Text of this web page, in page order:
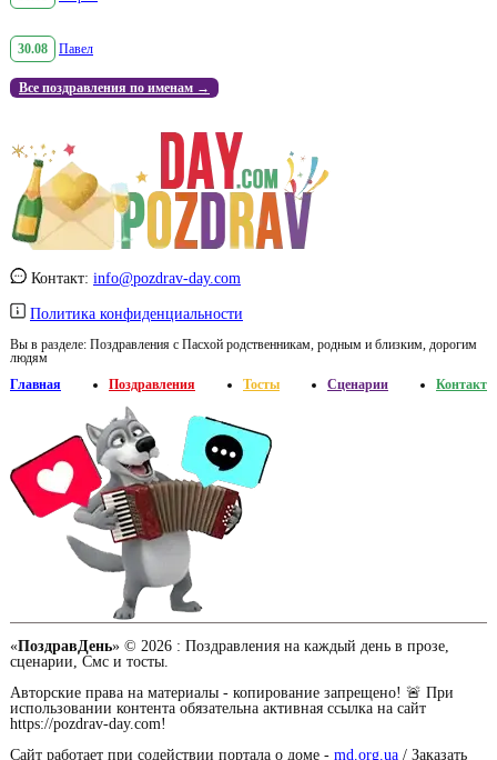
30.08 Павел
Все поздравления по именам →
Контакт: info@pozdrav-day.com
Политика конфиденциальности
Вы в разделе: Поздравления с Пасхой родственникам, родным и близким, дорогим
людям
Главная
Поздравления Тосты Сценарии Контакт
«ПоздравДень» © 2026 : Поздравления на каждый день в прозе,
сценарии, Смс и тосты.
Авторские права на материалы - копирование запрещено! 🚨 При
использовании контента обязательна активная ссылка на сайт
https://pozdrav-day.com!
Сайт работает при содействии портала о доме - md.org.ua / Заказать